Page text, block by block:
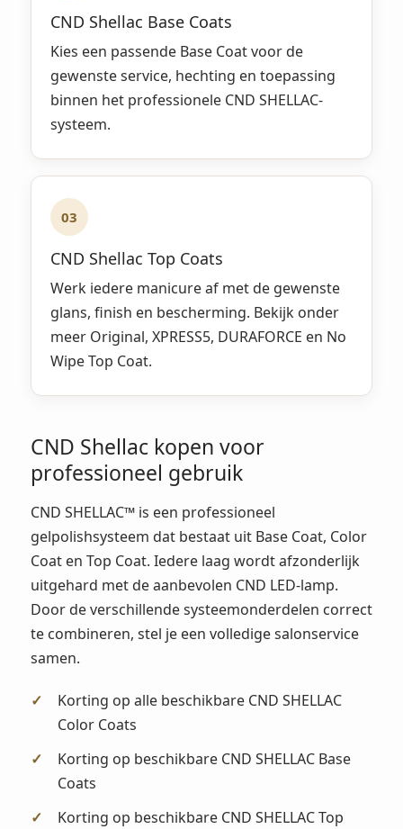
CND Shellac Base Coats
Kies een passende Base Coat voor de
gewenste service, hechting en toepassing
binnen het professionele CND SHELLAC-
systeem.
03
CND Shellac Top Coats
Werk iedere manicure af met de gewenste
glans, finish en bescherming. Bekijk onder
meer Original, XPRESS5, DURAFORCE en No
Wipe Top Coat.
CND Shellac kopen voor
professioneel gebruik
CND SHELLAC™ is een professioneel
gelpolishsysteem dat bestaat uit Base Coat, Color
Coat en Top Coat. Iedere laag wordt afzonderlijk
uitgehard met de aanbevolen CND LED-lamp.
Door de verschillende systeemonderdelen correct
te combineren, stel je een volledige salonservice
samen.
Korting op alle beschikbare CND SHELLAC
Color Coats
Korting op beschikbare CND SHELLAC Base
Coats
Korting op beschikbare CND SHELLAC Top